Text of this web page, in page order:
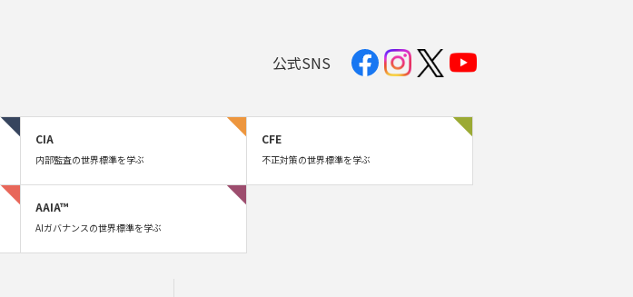
公式SNS
CIA
内部監査の世界標準を学ぶ
CFE
不正対策の世界標準を学ぶ
AAIA™
AIガバナンスの世界標準を学ぶ